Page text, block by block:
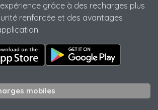
grâce à des recharges plus
renforcée et des avantages
mobiles